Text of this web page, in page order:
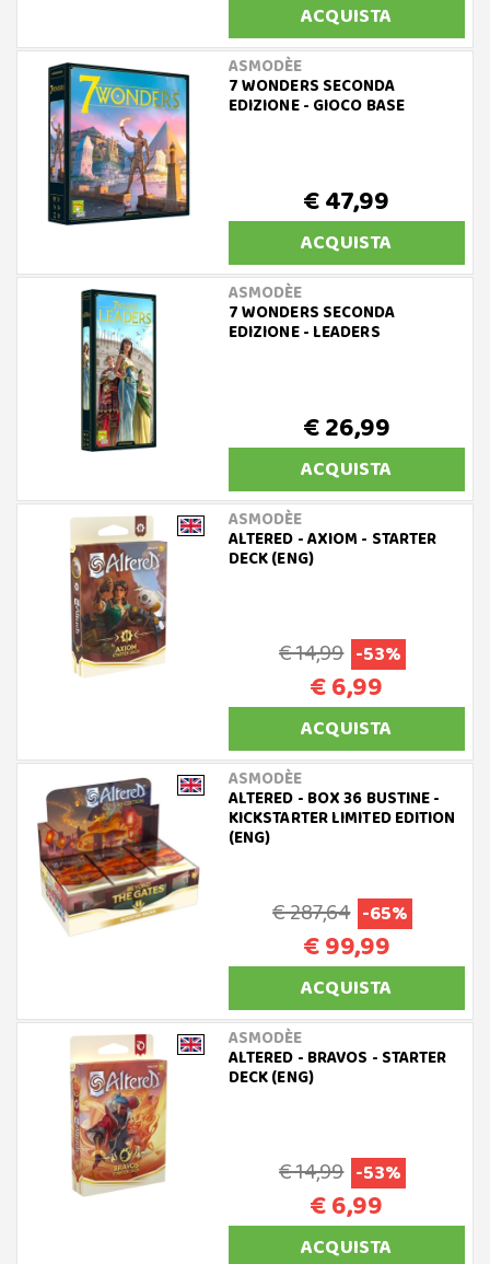
ACQUISTA
ASMODÈE
7 WONDERS SECONDA
EDIZIONE - GIOCO BASE
€ 47,99
ACQUISTA
ASMODÈE
7 WONDERS SECONDA
EDIZIONE - LEADERS
€ 26,99
ACQUISTA
ASMODÈE
ALTERED - AXIOM - STARTER
DECK (ENG)
€ 14,99 -53%
€ 6,99
ACQUISTA
ASMODÈE
ALTERED - BOX 36 BUSTINE -
KICKSTARTER LIMITED EDITION
(ENG)
€ 287,64 -65%
€ 99,99
ACQUISTA
ASMODÈE
ALTERED - BRAVOS - STARTER
DECK (ENG)
€ 14,99 -53%
€ 6,99
ACQUISTA